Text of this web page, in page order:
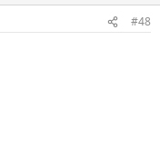
#48